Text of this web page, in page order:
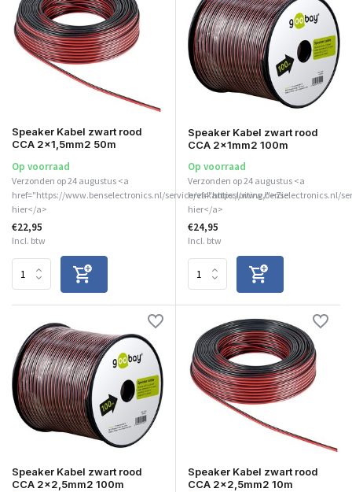
Speaker Kabel zwart rood
CCA 2x1,5mm2 50m
Op voorraad
Verzonden op 24 augustus <a
href="https://www.benselectronics.nl/service/vakantiesluiting/">Zie
hier</a>
€22,95
Incl. btw
Speaker Kabel zwart rood
CCA 2x1mm2 100m
Op voorraad
Verzonden op 24 augustus <a
href="https://www.benselectronics.nl/
hier</a>
€24,95
Incl. btw
Speaker Kabel zwart rood
CCA 2x2,5mm2 100m
Speaker Kabel zwart rood
CCA 2x2,5mm2 10m